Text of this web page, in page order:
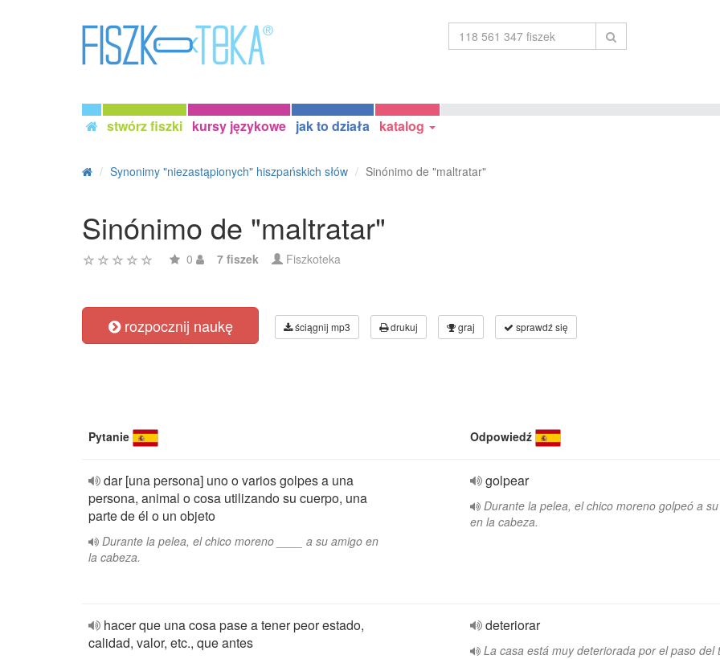
stwórz fiszki kursy językowe jak to działa katalog
Synonimy "niezastąpionych" hiszpańskich słów Sinónimo de "maltratar"
Sinónimo de "maltratar"
0 7 fiszek Fiszkoteka
rozpocznij naukę ściągnij mp3 drukuj graj sprawdź się
Pytanie Odpowiedź
dar [una persona] uno o varios golpes a una
persona, animal o cosa utilizando su cuerpo, una
parte de él o un objeto
Durante la pelea, el chico moreno ____ a su amigo en
la cabeza.
golpear
Durante la pelea, el chico moreno golpeó a
en la cabeza.
hacer que una cosa pase a tener peor estado,
calidad, valor, etc., que antes
deteriorar
La casa está muy deteriorada por el paso del